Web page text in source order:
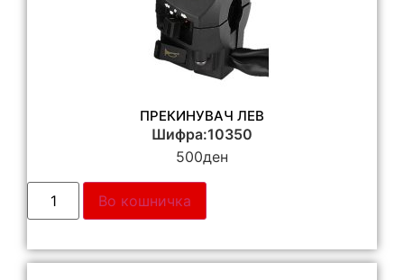
ПРЕКИНУВАЧ ЛЕВ
Шифра:10350
500ден
Во кошничка